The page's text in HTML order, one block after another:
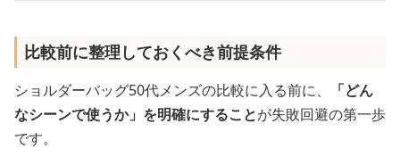
比較前に整理しておくべき前提条件
ショルダーバッグ50代メンズの比較に入る前に、
「どん
なシーンで使うか」を明確にすることが失敗回避の第一歩
です。